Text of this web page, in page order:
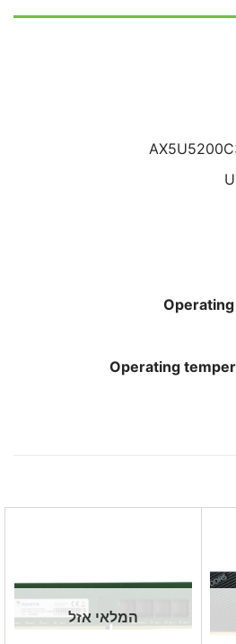
Operating
המלאי אזל